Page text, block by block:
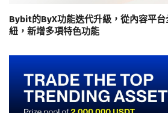
Bybit的ByX功能迭代升級，從內容平
紐，新增多項特色功能